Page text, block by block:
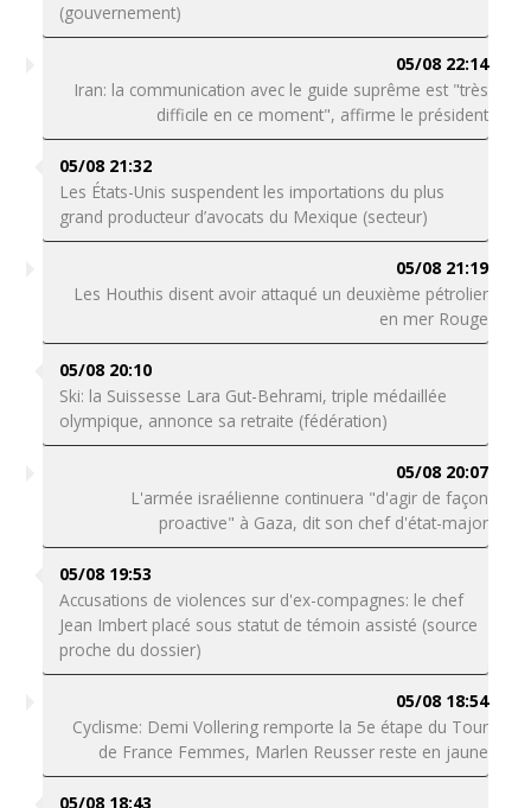
(gouvernement)
05/08 22:14
Iran: la communication avec le guide suprême est "très
difficile en ce moment", affirme le président
05/08 21:32
Les États-Unis suspendent les importations du plus
grand producteur d’avocats du Mexique (secteur)
05/08 21:19
Les Houthis disent avoir attaqué un deuxième pétrolier
en mer Rouge
05/08 20:10
Ski: la Suissesse Lara Gut-Behrami, triple médaillée
olympique, annonce sa retraite (fédération)
05/08 20:07
L'armée israélienne continuera "d'agir de façon
proactive" à Gaza, dit son chef d'état-major
05/08 19:53
Accusations de violences sur d'ex-compagnes: le chef
Jean Imbert placé sous statut de témoin assisté (source
proche du dossier)
05/08 18:54
Cyclisme: Demi Vollering remporte la 5e étape du Tour
de France Femmes, Marlen Reusser reste en jaune
05/08 18:43